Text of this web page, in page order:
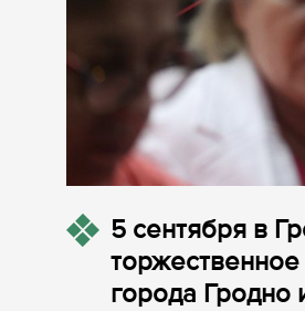
5 сентября в
города Гродно